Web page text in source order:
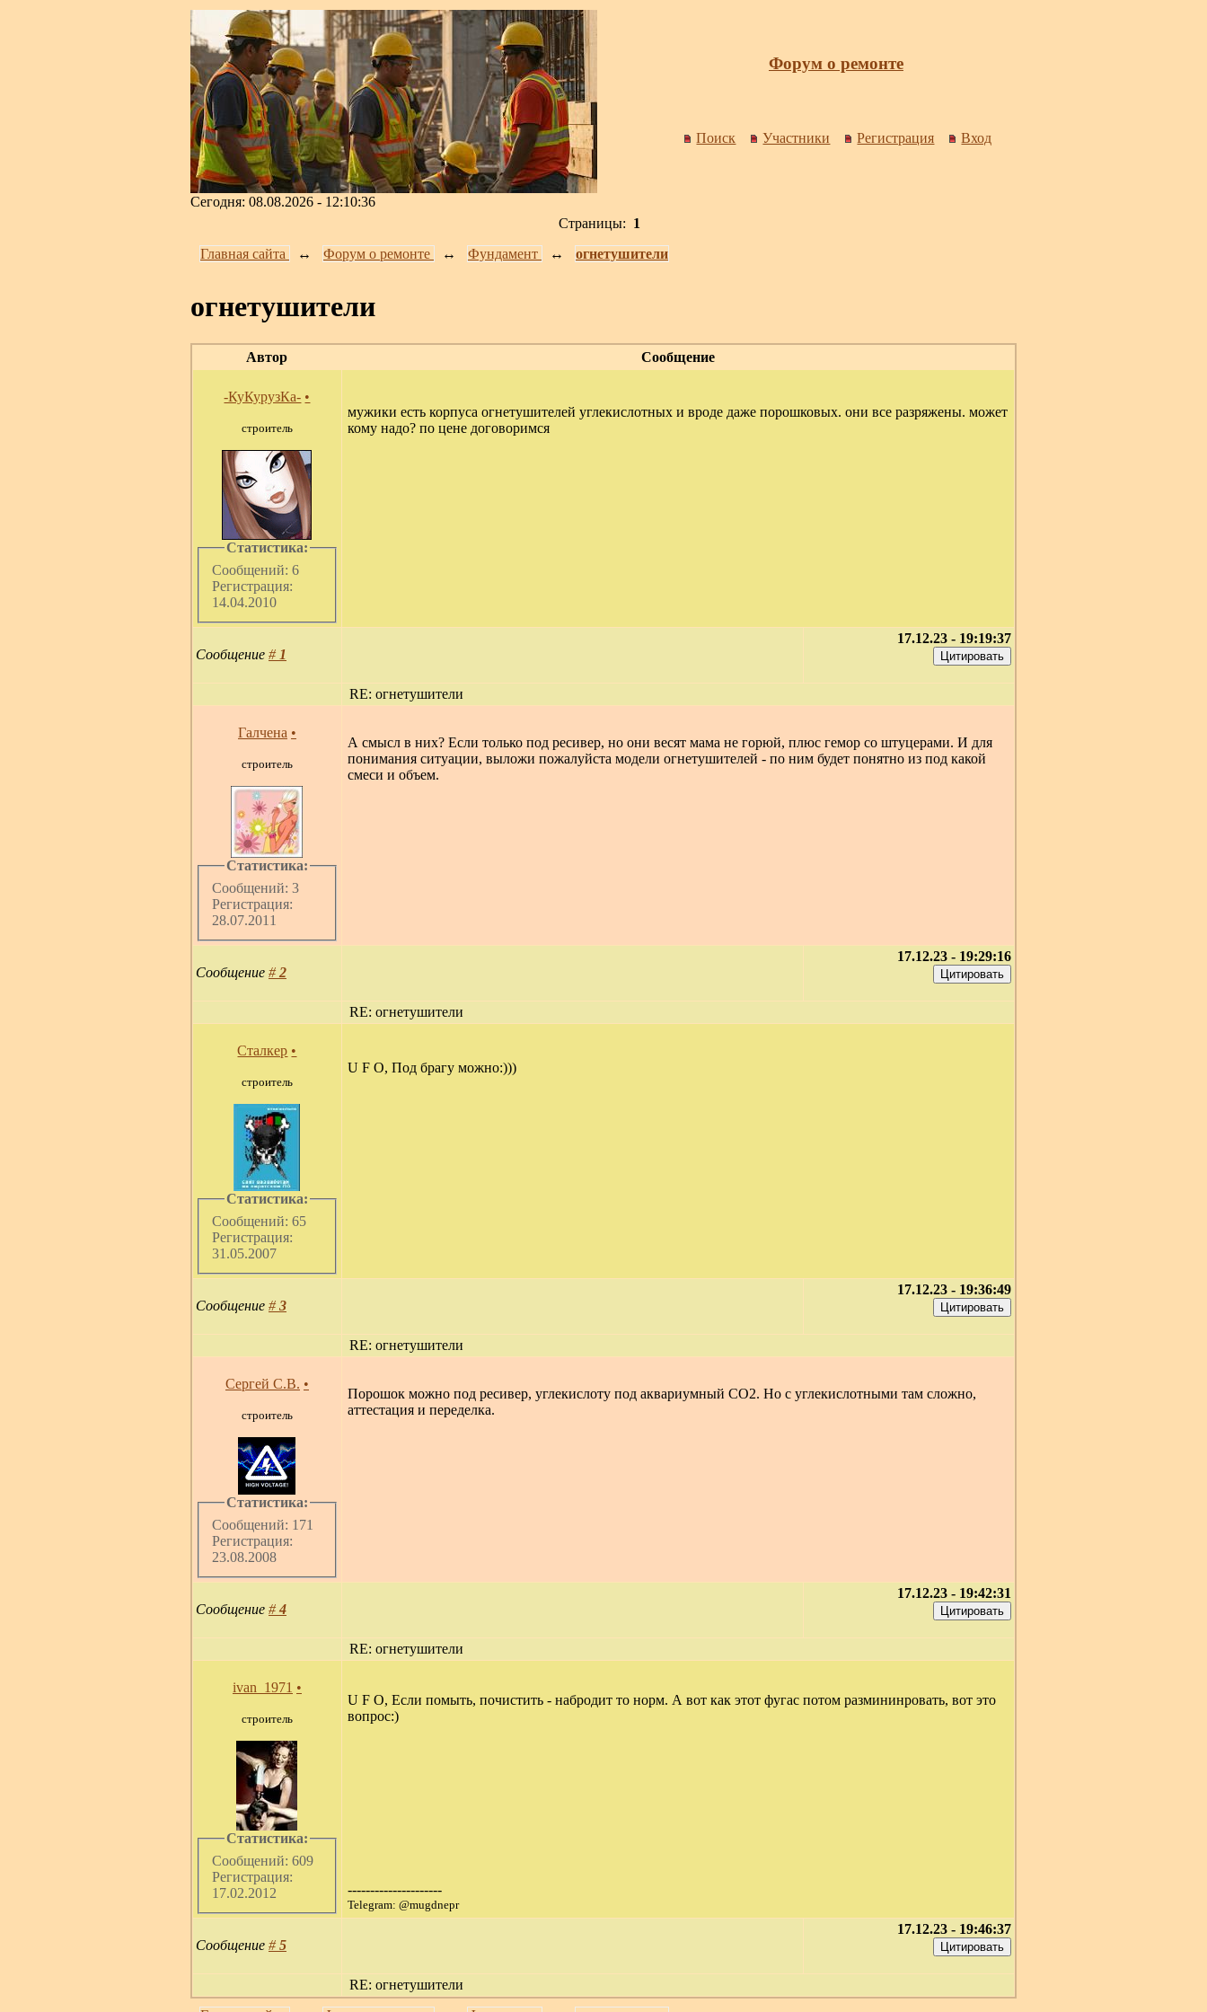
Форум о ремонте
Поиск Участники Регистрация Вход
Сегодня: 08.08.2026 - 12:10:36
Страницы: 1
Главная сайта
↔️ Форум о ремонте ↔️ Фундамент ↔️ огнетушители
огнетушители
Автор Сообщение
-КуКурузКа- •
строитель
Статистика:
Сообщений: 6
Регистрация:
14.04.2010
мужики есть корпуса огнетушителей углекислотных и вроде даже порошковых. они все разряжены. может
кому надо? по цене договоримся
Сообщение # 1
17.12.23 - 19:19:37
RE: огнетушители
Галчена •
строитель
Статистика:
Сообщений: 3
Регистрация:
28.07.2011
А смысл в них? Если только под ресивер, но они весят мама не горюй, плюс гемор со штуцерами. И для
понимания ситуации, выложи пожалуйста модели огнетушителей - по ним будет понятно из под какой
смеси и объем.
Сообщение #2
17.12.23 - 19:29:16
RE: огнетушители
Сталкер •
строитель
Статистика:
Сообщений: 65
Регистрация:
31.05.2007
U F O, Под брагу можно:)))
Сообщение #3
17.12.23 - 19:36:49
RE: огнетушители
Сергей С.В. •
строитель
Статистика:
Сообщений: 171
Регистрация:
23.08.2008
Порошок можно под ресивер, углекислоту под аквариумный CO2. Но с углекислотными там сложно,
аттестация и переделка.
Сообщение #4
17.12.23 - 19:42:31
RE: огнетушители
ivan_1971 •
строитель
Статистика:
Сообщений: 609
Регистрация:
17.02.2012
U F O, Если помыть, почистить - набродит то норм. А вот как этот фугас потом размининровать, вот это
вопрос:)
---------------------
Telegram: @mugdnepr
Сообщение #5
17.12.23 - 19:46:37
RE: огнетушители